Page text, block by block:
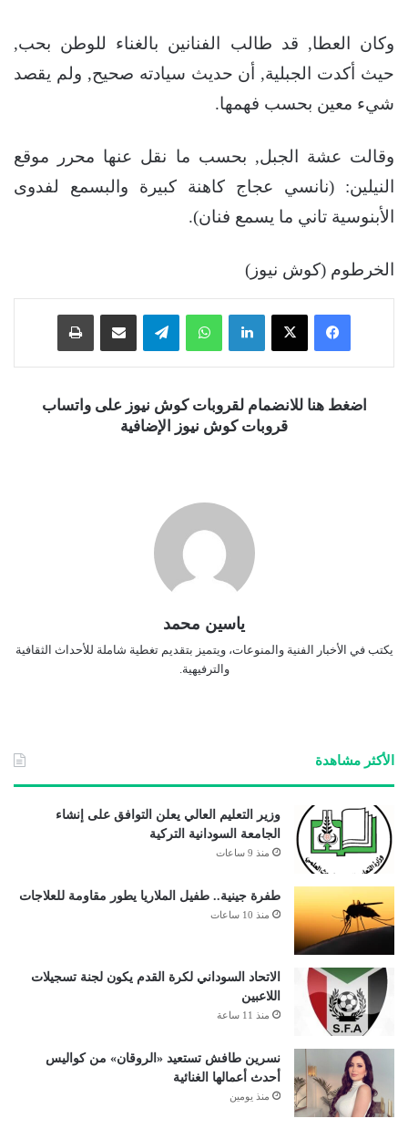
وكان العطا, قد طالب الفنانين بالغناء للوطن بحب,
حيث أكدت الجبلية, أن حديث سيادته صحيح, ولم يقصد
شيء معين بحسب فهمها.
وقالت عشة الجبل, بحسب ما نقل عنها محرر موقع
النيلين: (نانسي عجاج كاهنة كبيرة والبسمع لفدوى
الأبنوسية تاني ما يسمع فنان).
الخرطوم (كوش نيوز)
فيسبوك ‫X لينكدإن واتساب تيلقرام
اضغط هنا للانضمام لقروبات كوش نيوز على واتساب
قروبات كوش نيوز الإضافية
ياسين محمد
يكتب في الأخبار الفنية والمنوعات، ويتميز بتقديم تغطية شاملة للأحداث الثقافية
والترفيهية.
الأكثر مشاهدة
وزير التعليم العالي يعلن التوافق على إنشاء
الجامعة السودانية التركية
منذ 9 ساعات
طفرة جينية.. طفيل الملاريا يطور مقاومة للعلاجات
منذ 10 ساعات
الاتحاد السوداني لكرة القدم يكون لجنة تسجيلات
اللاعبين
منذ 11 ساعة
نسرين طافش تستعيد «الروقان» من كواليس
أحدث أعمالها الغنائية
منذ يومين